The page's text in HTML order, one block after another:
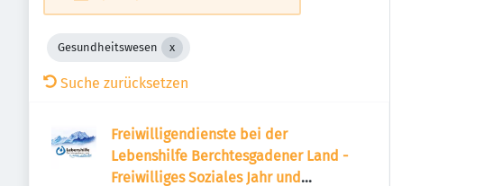
Gesundheitswesen
Suche zurücksetzen
Freiwilligendienste bei der
Lebenshilfe Berchtesgadener Land -
Freiwilliges Soziales Jahr und